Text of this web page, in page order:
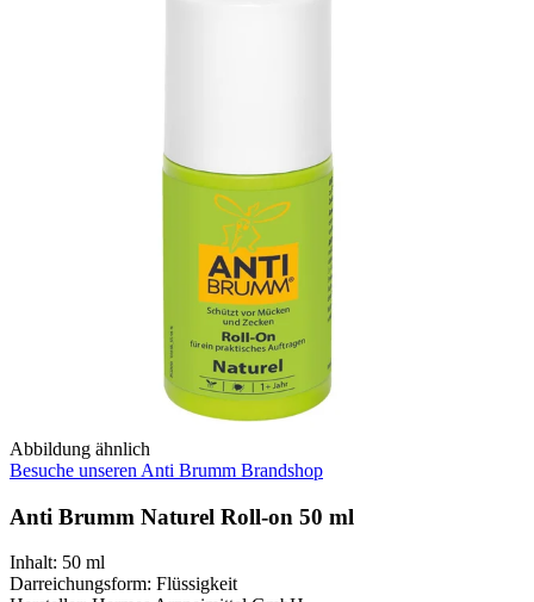
Abbildung ähnlich
Besuche unseren Anti Brumm Brandshop
Anti Brumm Naturel Roll-on 50 ml
Inhalt: 50 ml
Darreichungsform: Flüssigkeit